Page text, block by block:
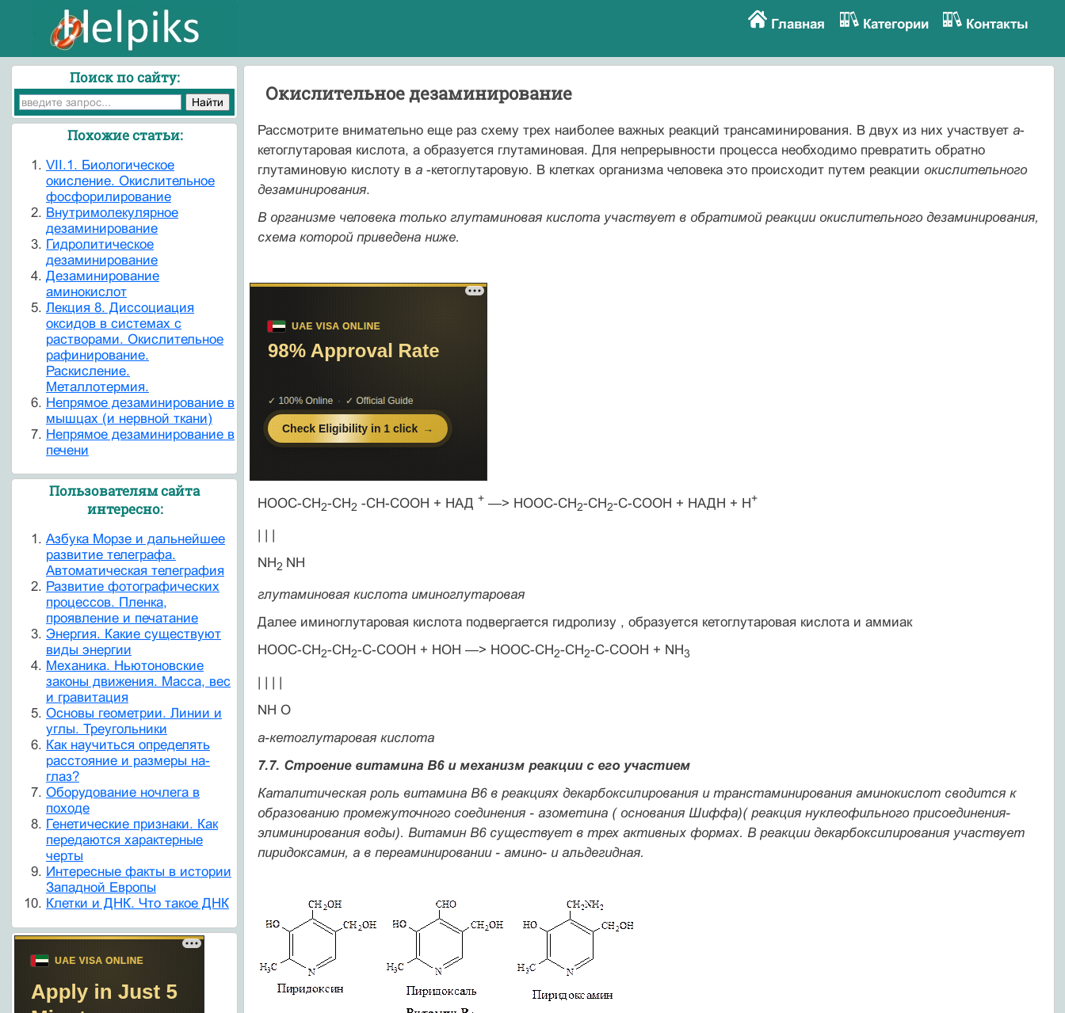
Главная Категории Контакты
Окислительное дезаминирование
Рассмотрите внимательно еще раз схему трех наиболее важных реакций трансаминирования. В двух из них участвует а-
кетоглутаровая кислота, а образуется глутаминовая. Для непрерывности процесса необходимо превратить обратно
глутаминовую кислоту в а-кетоглутаровую. В клетках организма человека это происходит путем реакции окислительного
дезаминирования.
В организме человека только глутаминовая кислота участвует в обратимой реакции окислительного дезаминирования,
схема которой приведена ниже.
НООС-СН2-СН2 -СН-СООН + НАД +—> НООС-СН2-СН2-С-СООН + НАДН + Н+
| | |
NH2 NH
глутаминовая кислота иминоглутаровая
Далее иминоглутаровая кислота подвергается гидролизу , образуется кетоглутаровая кислота и аммиак
НООС-СН2-СН2-С-СООН + НОН —> НООС-СН2-СН2-С-СООН + NH3
| | | |
NH О
а-кетоглутаровая кислота
7.7. Строение витамина В6 и механизм реакции с его участием
Каталитическая роль витамина В6 в реакциях декарбоксилирования и транстаминирования аминокислот сводится к
образованию промежуточного соединения - азометина ( основания Шиффа)( реакция нуклеофильного присоединения-
элиминирования воды). Витамин В6 существует в трех активных формах. В реакции декарбоксилирования участвует
пиридоксамин, а в переаминировании - амино- и альдегидная.
Поиск по сайту:
Похожие статьи:
VII.1. Биологическое
окисление. Окислительное
фосфорилирование
Внутримолекулярное
дезаминирование
Гидролитическое
дезаминирование
Дезаминирование
аминокислот
Лекция 8. Диссоциация
оксидов в системах с
растворами. Окислительное
рафинирование.
Раскисление.
Металлотермия.
Непрямое дезаминирование в
мышцах (и нервной ткани)
Непрямое дезаминирование в
печени
Пользователям сайта
интересно:
Азбука Морзе и дальнейшее
развитие телеграфа.
Автоматическая телеграфия
Развитие фотографических
процессов. Пленка,
проявление и печатание
Энергия. Какие существуют
виды энергии
Механика. Ньютоновские
законы движения. Масса, вес
и гравитация
Основы геометрии. Линии и
углы. Треугольники
Как научиться определять
расстояние и размеры на-
глаз?
Оборудование ночлега в
походе
Генетические признаки. Как
передаются характерные
черты
Интересные факты в истории
Западной Европы
Клетки и ДНК. Что такое ДНК